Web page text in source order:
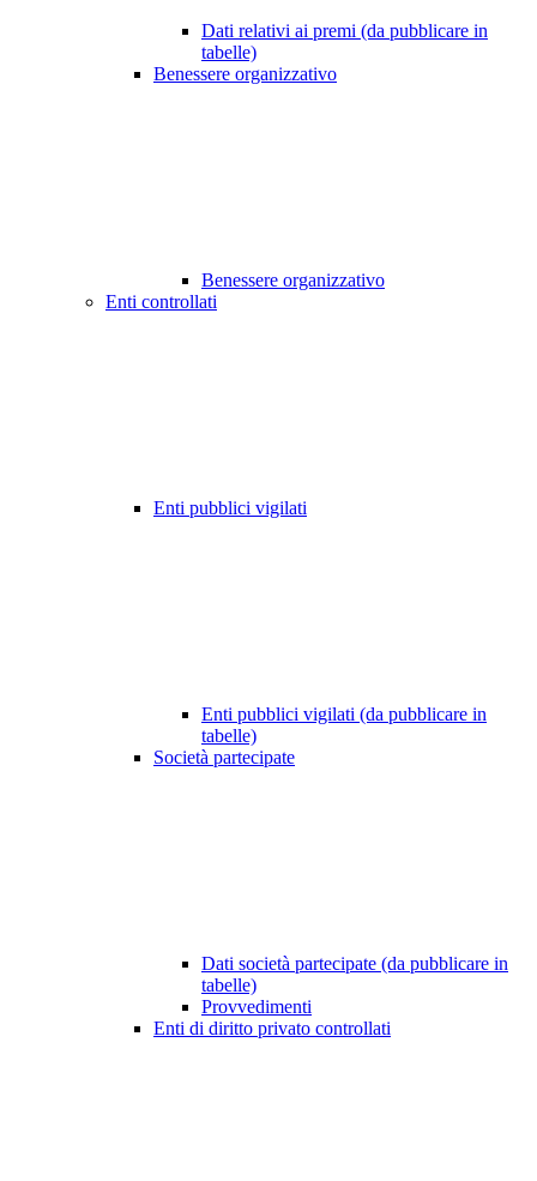
Dati relativi ai premi (da pubblicare in
tabelle)
Benessere organizzativo
Benessere organizzativo
Enti controllati
Enti pubblici vigilati
Enti pubblici vigilati (da pubblicare in
tabelle)
Società partecipate
Dati società partecipate (da pubblicare in
tabelle)
Provvedimenti
Enti di diritto privato controllati